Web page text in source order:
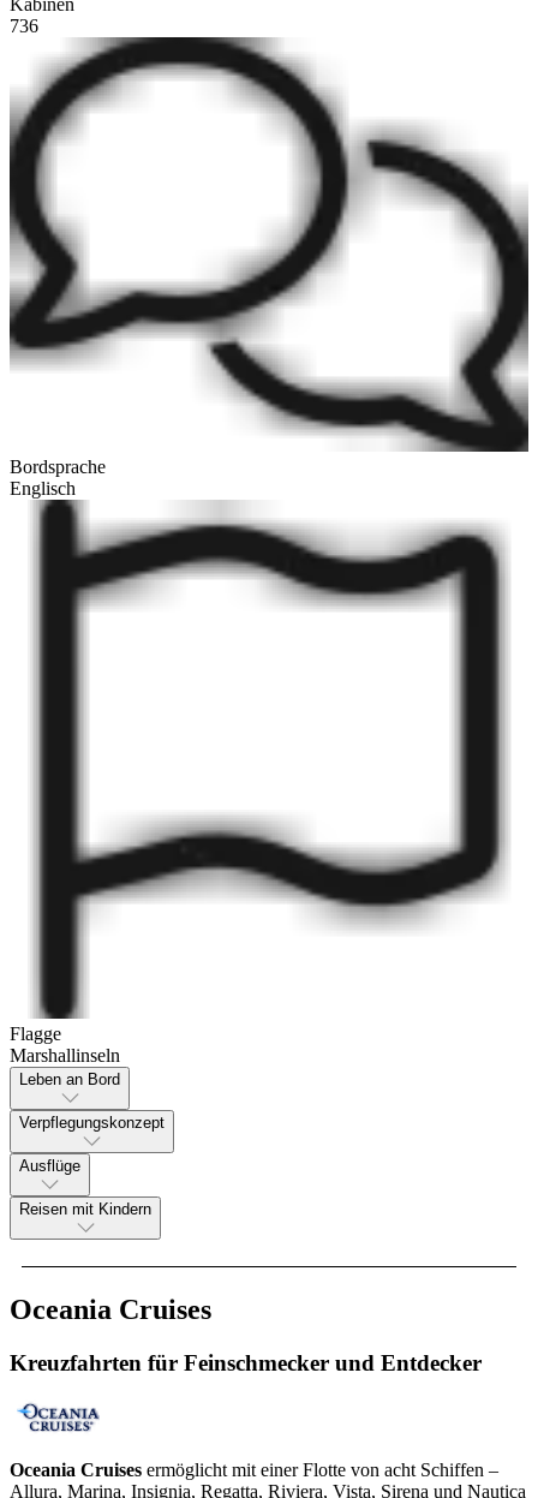
736
Bordsprache
Englisch
Flagge
Marshallinseln
Leben an Bord
Verpflegungskonzept
Ausflüge
Reisen mit Kindern
Oceania Cruises
Kreuzfahrten für Feinschmecker und Entdecker
Oceania Cruises ermöglicht mit einer Flotte von acht Schiffen –
Allura, Marina, Insignia, Regatta, Riviera, Vista, Sirena und Nautica